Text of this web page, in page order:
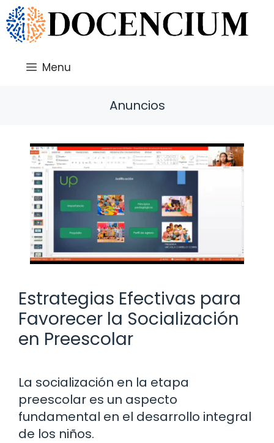
Saltar
al
contenido
Menu
Anuncios
Estrategias Efectivas para
Favorecer la Socialización
en Preescolar
La socialización en la etapa
preescolar es un aspecto
fundamental en el desarrollo integral
de los niños.